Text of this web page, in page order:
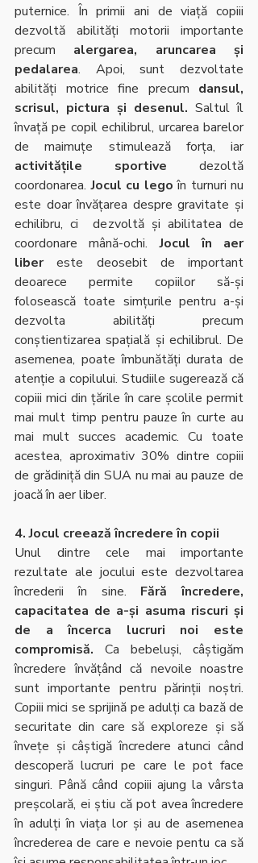
puternice. În primii ani de viață copiii
dezvoltă abilități motorii importante
precum alergarea, aruncarea și
pedalarea. Apoi, sunt dezvoltate
abilități motrice fine precum dansul,
scrisul, pictura și desenul. Saltul îl
învață pe copil echilibrul, urcarea barelor
de maimuțe stimulează forța, iar
activitățile sportive dezoltă
coordonarea. Jocul cu lego în turnuri nu
este doar învățarea despre gravitate și
echilibru, ci  dezvoltă și abilitatea de
coordonare mână-ochi. Jocul în aer
liber este deosebit de important
deoarece permite copiilor să-și
folosească toate simțurile pentru a-și
dezvolta abilități precum
conștientizarea spațială și echilibrul. De
asemenea, poate îmbunătăți durata de
atenție a copilului. Studiile sugerează că
copiii mici din țările în care școlile permit
mai mult timp pentru pauze în curte au
mai mult succes academic. Cu toate
acestea, aproximativ 30% dintre copiii
de grădiniță din SUA nu mai au pauze de
joacă în aer liber.
4. Jocul creează încredere în copii
Unul dintre cele mai importante
rezultate ale jocului este dezvoltarea
încrederii în sine. Fără încredere,
capacitatea de a-și asuma riscuri și
de a încerca lucruri noi este
compromisă. Ca bebeluși, câștigăm
încredere învățând că nevoile noastre
sunt importante pentru părinții noștri.
Copiii mici se sprijină pe adulți ca bază de
securitate din care să exploreze și să
învețe și câștigă încredere atunci când
descoperă lucruri pe care le pot face
singuri. Până când copiii ajung la vârsta
preșcolară, ei știu că pot avea încredere
în adulți în viața lor și au de asemenea
încrederea de care e nevoie pentu ca să